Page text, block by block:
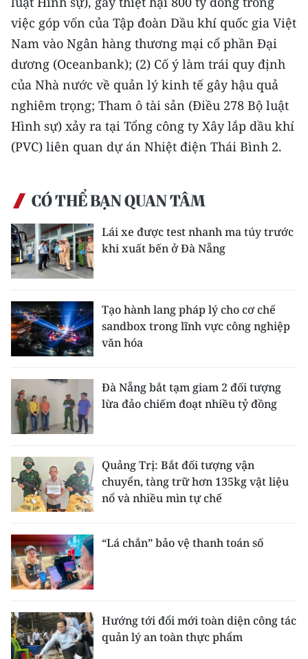
Chuyên trang Hà Nội
Chuyên trang TP. Hồ Chí Minh
CHUYÊN ĐỀ
CÁC CHUYÊN TRANG
VỀ BÁO NHÂN DÂN
NHÂN DÂN HẰNG THÁNG
MUA BÁO
ĐỌC BÁO IN
ENGLISH
中文
FRANÇAIS
РУССКИЙ
ESPAÑOL
việc góp vốn của Tập đoàn Dầu khí quốc gia Việt
Nam vào Ngân hàng thương mại cổ phần Đại
dương (Oceanbank); (2) Cố ý làm trái quy định
của Nhà nước về quản lý kinh tế gây hậu quả
nghiêm trọng; Tham ô tài sản (Điều 278 Bộ luật
Hình sự) xảy ra tại Tổng công ty Xây lắp dầu khí
(PVC) liên quan dự án Nhiệt điện Thái Bình 2.
CÓ THỂ BẠN QUAN TÂM
Lái xe được test nhanh ma túy trước
khi xuất bến ở Đà Nẵng
Tạo hành lang pháp lý cho cơ chế
sandbox trong lĩnh vực công nghiệp
văn hóa
Đà Nẵng bắt tạm giam 2 đối tượng
lừa đảo chiếm đoạt nhiều tỷ đồng
Quảng Trị: Bắt đối tượng vận
chuyển, tàng trữ hơn 135kg vật liệu
nổ và nhiều mìn tự chế
“Lá chắn” bảo vệ thanh toán số
Hướng tới đổi mới toàn diện công tác
quản lý an toàn thực phẩm